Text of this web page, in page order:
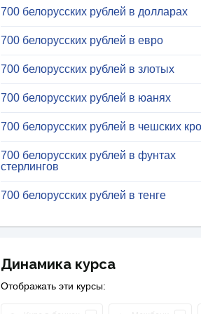
700 белорусских рублей в долларах
700 белорусских рублей в евро
700 белорусских рублей в злотых
700 белорусских рублей в юанях
700 белорусских рублей в чешских
700 белорусских рублей в фунтах
стерлингов
700 белорусских рублей в тенге
Динамика курса
Отображать эти курсы: